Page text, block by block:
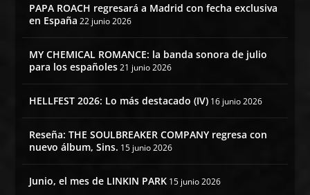
PAPA ROACH regresará a Madrid con fecha exclusiva
en España 22 junio 2026
MY CHEMICAL ROMANCE: la banda sonora de julio
para los españoles 21 junio 2026
HELLFEST 2026: Lo más destacado (IV) 16 junio 2026
Reseña: THE SOULBREAKER COMPANY regresa con
nuevo álbum, Sins. 15 junio 2026
Junio, el mes de LINKIN PARK 15 junio 2026